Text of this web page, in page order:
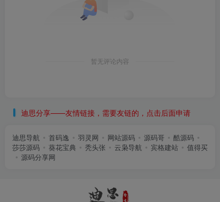
暂无评论内容
迪思分享——友情链接，需要友链的，点击后面申请
迪思导航 首码逸 羽灵网 网站源码 源码哥
酷源码
莎莎源码
葵花宝典 秃头张 云枭导航 宾格建站
值得买
源码分享网